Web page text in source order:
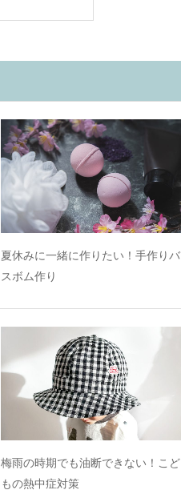
夏休みに一緒に作りたい！手作りバ
スボム作り
梅雨の時期でも油断できない！こど
もの熱中症対策